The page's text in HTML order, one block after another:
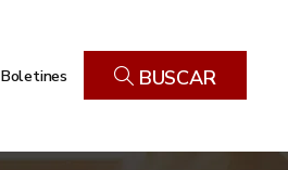
Boletines BUSCAR